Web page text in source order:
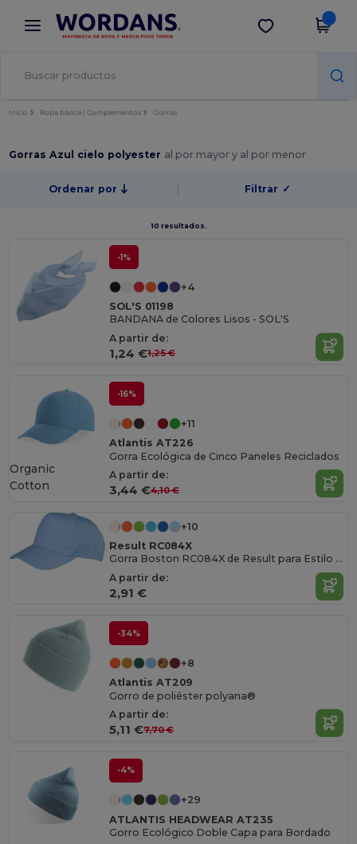
× App de Wordans
¡Mejores precios en app!
Descargar app
Inicio Ropa básica | Complementos Gorras
Gorras Azul cielo polyester al por mayor y al por menor
Ordenar por Filtrar ✓
10 resultados.
-1%
+4
SOL'S 01198
BANDANA de Colores Lisos - SOL'S
A partir de:
1,24 €1,25 €
-16%
+11
Atlantis AT226
Gorra Ecológica de Cinco Paneles Reciclados
A partir de:
3,44 €4,10 €
Organic
Cotton
+10
Result RC084X
Gorra Boston RC084X de Result para Estilo y Comodidad
A partir de:
2,91 €
-34%
+8
Atlantis AT209
Gorro de poliéster polyana®
A partir de:
5,11 €7,70 €
-4%
+29
ATLANTIS HEADWEAR AT235
Gorro Ecológico Doble Capa para Bordado